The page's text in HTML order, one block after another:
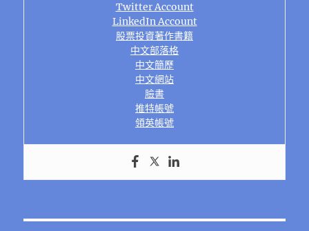
Twitter Account
LinkedIn Account
股票投資著作書籍
中文部落格
中文簡歷
中文網站
臉書
推特帳號
領英帳號